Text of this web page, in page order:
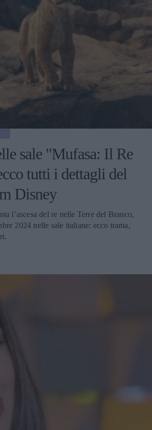
sale "Mufasa: Il Re
tutti i dettagli del
Disney
l’ascesa del re nelle Terre del Branco,
2024 nelle sale italiane: ecco trama,